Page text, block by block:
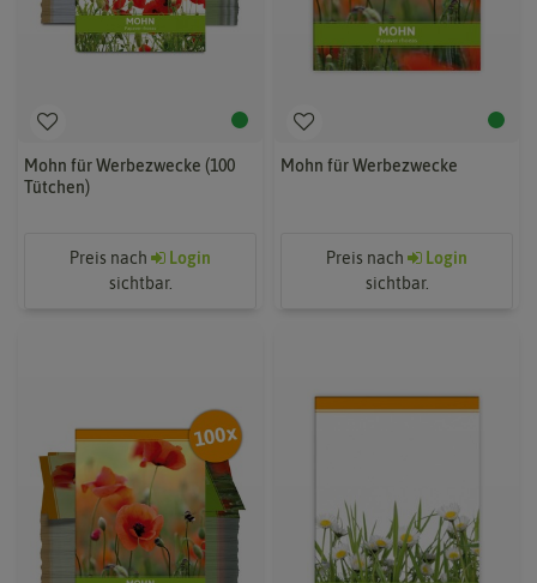
Mohn für Werbezwecke (100
Tütchen)
Preis nach
Login
sichtbar.
Mohn für Werbezwecke
Preis nach
Login
sichtbar.